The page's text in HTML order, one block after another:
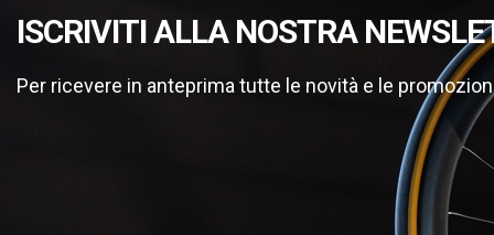
ISCRIVITI ALLA NOSTRA
Per ricevere in anteprima tutte le novità e le